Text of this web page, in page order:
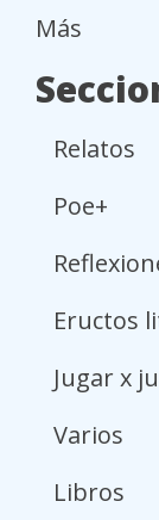
Más
Relatos
Poe+
Eructos
Jugar x
Varios
Libros